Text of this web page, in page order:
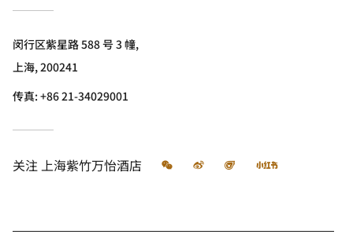
闵行区紫星路 588 号 3 幢,
上海, 200241
传真:+86 21-34029001
关注上海紫竹万怡酒店 微信 微博 飞猪 小红书